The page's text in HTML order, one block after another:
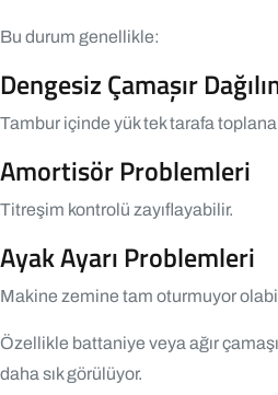
Bu durum genellikle:
Dengesiz Çamaşır
Tambur içinde yük tek tarafa
Amortisör Problemleri
Titreşim kontrolü zayıflayabilir.
Ayak Ayarı Problemleri
Makine zemine tam oturmuyor
Özellikle battaniye veya ağır
daha sık görülüyor.